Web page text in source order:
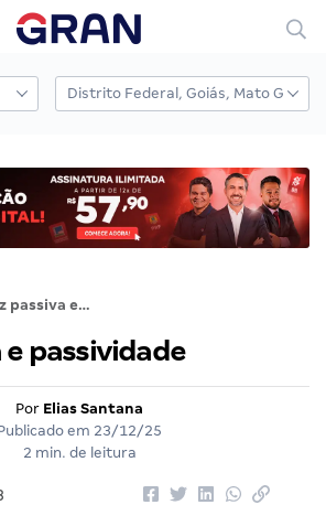
Voz passiva e passividade
e passividade
Por Elias Santana
em 23/12/25
2 min. de leitura